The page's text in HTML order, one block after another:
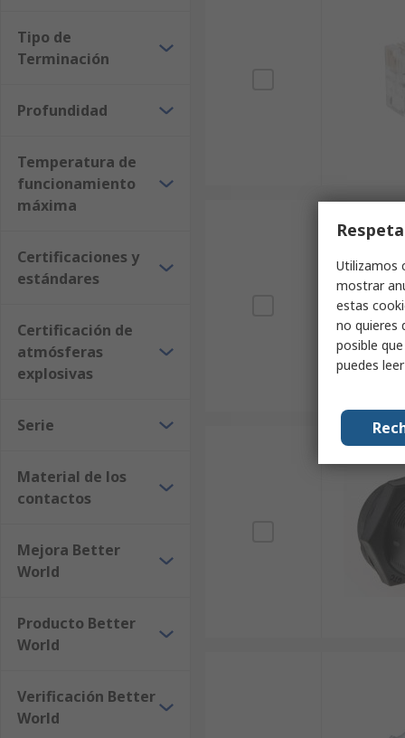
Tipo de
Terminación
Profundidad
Temperatura de
funcionamiento
máxima
Certificaciones y
estándares
Certificación de
atmósferas
explosivas
Serie
Material de los
contactos
Mejora Better
World
Producto Better
World
Verificación Better
World
Utilizamos
mostrar
estas
no quieres
posible
puedes